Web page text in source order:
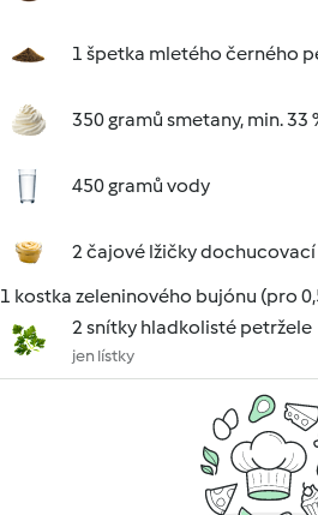
1 špetka mletého černého
350 gramů smetany, min. 33
450 gramů vody
2 čajové lžičky
1 kostka zeleninového bujónu (pro
2 snítky hladkolisté petržele
jen lístky